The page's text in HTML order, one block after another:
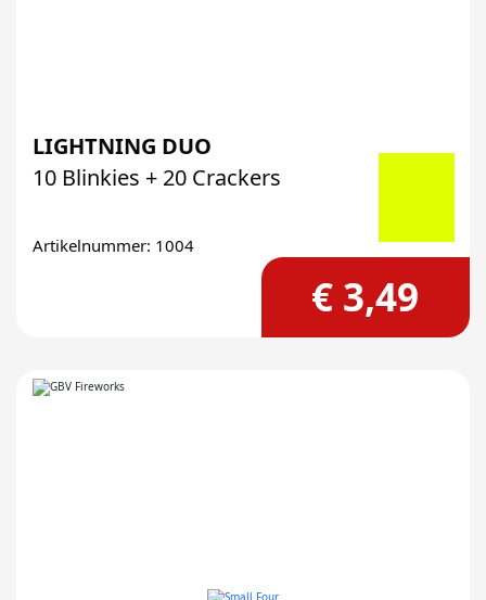
LIGHTNING DUO
10 Blinkies + 20 Crackers
Artikelnummer: 1004
€ 3,49